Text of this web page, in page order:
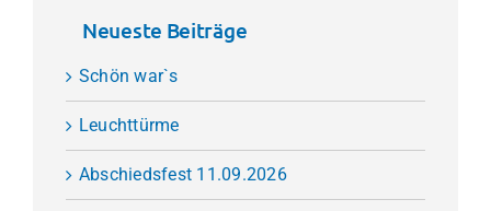
Neueste Beiträge
Schön war`s
Leuchttürme
Abschiedsfest 11.09.2026